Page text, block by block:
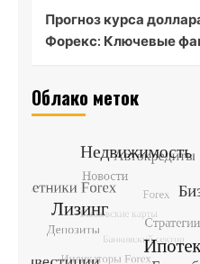
Прогноз курса
Форекс: Ключевые
Облако меток